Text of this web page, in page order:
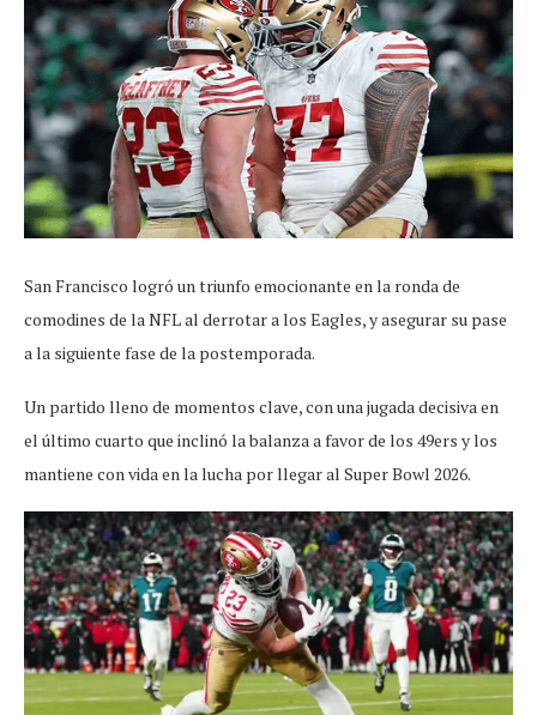
San Francisco logró un triunfo emocionante en la ronda de
comodines de la NFL al derrotar a los Eagles, y asegurar su pase
a la siguiente fase de la postemporada.
Un partido lleno de momentos clave, con una jugada decisiva en
el último cuarto que inclinó la balanza a favor de los 49ers y los
mantiene con vida en la lucha por llegar al Super Bowl 2026.